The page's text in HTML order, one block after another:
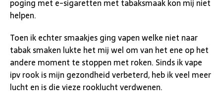
poging met e-sigaretten met tabaksmaak kon mij niet
helpen.
Toen ik echter smaakjes ging vapen welke niet naar
tabak smaken lukte het mij wel om van het ene op het
andere moment te stoppen met roken. Sinds ik vape
ipv rook is mijn gezondheid verbeterd, heb ik veel meer
lucht en is die vieze rooklucht verdwenen.